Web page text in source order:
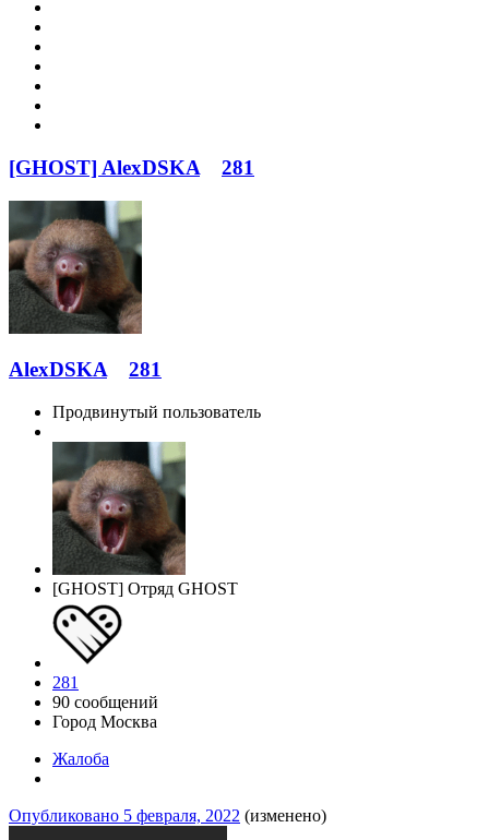
[GHOST] AlexDSKA 281
AlexDSKA 281
Продвинутый пользователь
[GHOST] Отряд GHOST
281
90 сообщений
Город Москва
Жалоба
Опубликовано 5 февраля, 2022 (изменено)